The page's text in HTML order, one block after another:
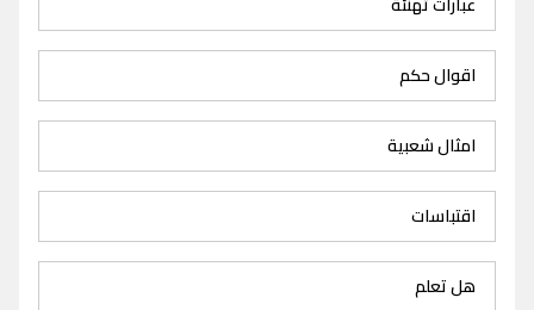
اقوال حكم
امثال شعبية
اقتباسات
هل تعلم